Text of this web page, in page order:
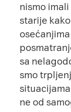
nismo
starije
sa
smo
ne od